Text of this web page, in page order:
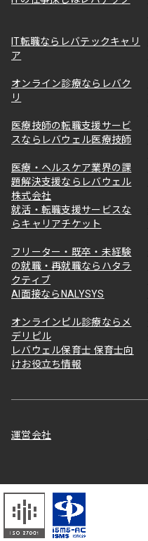
IT転職ならレバテックキャリ
ア
オンライン診療ならレバク
リ
医療技師の転職支援サービ
スならレバウェル医療技師
医療・ヘルスケア業界の課
題解決支援ならレバウェル
株式会社
就活・転職支援サービスな
らキャリアチケット
フリーター・既卒・未経験
の就職・再就職ならハタラ
クティブ
AI面接ならNALYSYS
オンラインピル診療ならメ
デリピル
レバウェル保育士 保育士向
けお役立ち情報
運営会社